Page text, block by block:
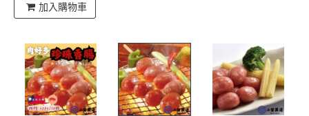
加入購物車